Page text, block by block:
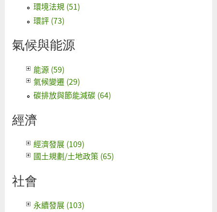
環境法規 (51)
環評 (73)
氣候與能源
能源 (59)
氣候變遷 (29)
碳排放與節能減碳 (64)
經濟
經濟發展 (109)
國土規劃/土地政策 (65)
社會
永續發展 (103)